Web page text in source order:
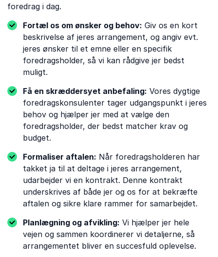
foredrag i dag.
Fortæl os om ønsker og behov: Giv os en kort
beskrivelse af jeres arrangement, og angiv evt.
jeres ønsker til et emne eller en specifik
foredragsholder, så vi kan rådgive jer bedst
muligt.
Få en skræddersyet anbefaling: Vores dygtige
foredragskonsulenter tager udgangspunkt i jeres
behov og hjælper jer med at vælge den
foredragsholder, der bedst matcher krav og
budget.
Formaliser aftalen: Når foredragsholderen har
takket ja til at deltage i jeres arrangement,
udarbejder vi en kontrakt. Denne kontrakt
underskrives af både jer og os for at bekræfte
aftalen og sikre klare rammer for samarbejdet.
Planlægning og afvikling: Vi hjælper jer hele
vejen og sammen koordinerer vi detaljerne, så
arrangementet bliver en succesfuld oplevelse.